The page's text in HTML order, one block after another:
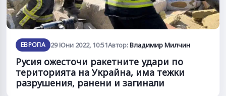
ЕВРОПА 29 Юни 2022, 10:51Автор:Владимир Милчин
Русия ожесточи ракетните удари по
територията на Украйна, има тежки
разрушения, ранени и загинали